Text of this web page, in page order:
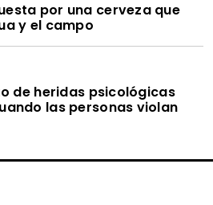
por una cerveza que
y el campo
de heridas psicológicas
las personas violan